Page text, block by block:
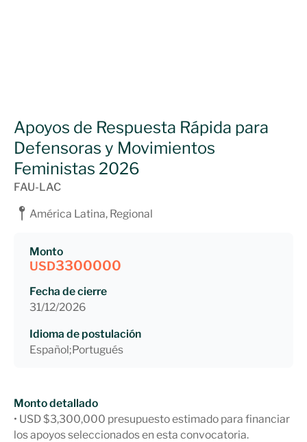
Apoyos de Respuesta Rápida para
Defensoras y Movimientos
Feministas 2026
FAU-LAC
América Latina, Regional
Monto
USD3300000
Fecha de cierre
31/12/2026
Idioma de postulación
Español;Portugués
Monto detallado
• USD $3,300,000 presupuesto estimado para financiar
los apoyos seleccionados en esta convocatoria.